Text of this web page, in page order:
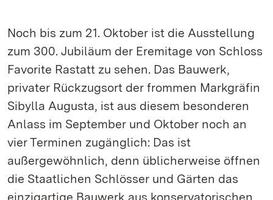
Noch bis zum 21. Oktober ist die Ausstellung
zum 300. Jubiläum der Eremitage von Schloss
Favorite Rastatt zu sehen. Das Bauwerk,
privater Rückzugsort der frommen Markgräfin
Sibylla Augusta, ist aus diesem besonderen
Anlass im September und Oktober noch an
vier Terminen zugänglich: Das ist
außergewöhnlich, denn üblicherweise öffnen
die Staatlichen Schlösser und Gärten das
einzigartige Bauwerk aus konservatorischen